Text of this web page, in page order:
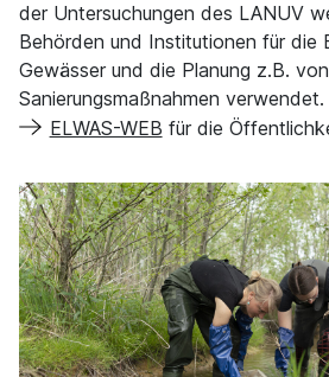
der Untersuchungen des LANUV
Behörden und Institutionen für die
Gewässer und die Planung z.B. von
Sanierungsmaßnahmen
ELWAS-WEB für die